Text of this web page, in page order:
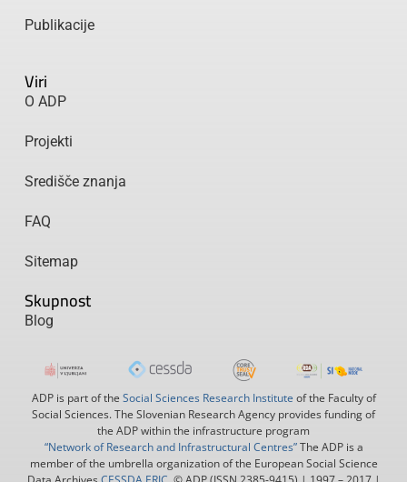
Publikacije
Viri
O ADP
Projekti
Središče znanja
FAQ
Sitemap
Skupnost
Blog
ADP is part of the Social Sciences Research Institute of the Faculty of
Social Sciences. The Slovenian Research Agency provides funding of
the ADP within the infrastructure program
“Network of Research and Infrastructural Centres”The ADP is a
member of the umbrella organization of the European Social Science